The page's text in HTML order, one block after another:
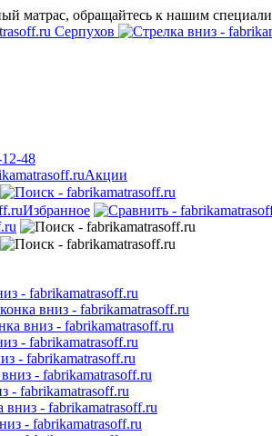
матрас, обращайтесь к нашим
Серпухов
48
Акции
Избранное